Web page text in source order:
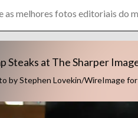
Steaks at The Sharper
by Stephen Lovekin/WireImage